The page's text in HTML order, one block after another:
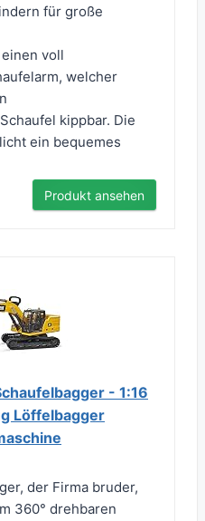
für große
voll
welcher
kippbar. Die
ein bequemes
Produkt ansehen
- 1:16
Löffelbagger
der Firma bruder,
360° drehbaren